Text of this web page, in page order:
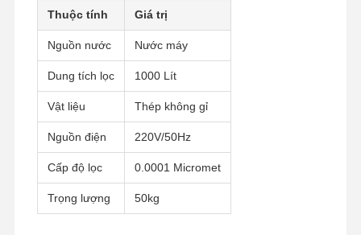
Thuộc tính Giá trị
Nguồn nước Nước máy
Dung tích lọc 1000 Lít
Vật liệu Thép không gỉ
Nguồn điện 220V/50Hz
Cấp độ lọc 0.0001 Micromet
Trọng lượng 50kg